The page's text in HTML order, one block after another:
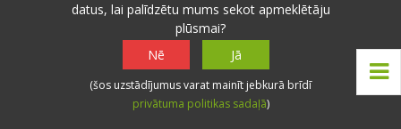
datus, lai palīdzētu mums sekot apmeklētāju
plūsmai?
Nē
Jā
(šos uzstādījumus varat mainīt jebkurā brīdī
privātuma politikas sadaļā)